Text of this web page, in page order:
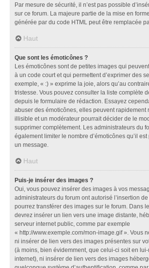
Par mesure de sécurité, il n’est pas possible
sur ce forum. La majeure partie de la mise en
générée par du code HTML peut être remplacée
Haut
Que sont les émoticônes ?
Les émoticônes sont de petites images qui
à un code court et qui permettent d’exprimer des
exemple, « :) » exprime la joie, alors qu’au
tristesse. Vous pouvez consulter la liste complète
depuis le formulaire de rédaction. Essayez
abuser des émoticônes, elles peuvent rapidement
illisible et un modérateur pourrait décider de le
supprimer complètement. Les administrateurs du
également limiter le nombre d’émoticônes qu’il est
un message.
Haut
Puis-je insérer des images ?
Oui, vous pouvez insérer des images à vos
administrateurs du forum ont autorisé l’insertion
pourrez transférer des images sur le forum. Dans
devrez insérer un lien vers une image distante,
serveur internet public, comme par exemple
« http://www.exemple.com/mon-image.gif ». Vous
ni insérer de lien vers des images présentes sur
(à moins, bien évidemment, que celui-ci soit en
internet), ni insérer de lien vers des images